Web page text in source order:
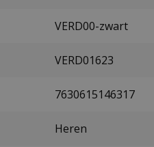
VERD00-zwart
VERD01623
7630615146317
Heren